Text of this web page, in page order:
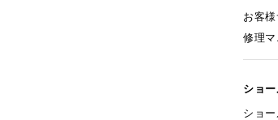
お客
修理
ショ
ショ